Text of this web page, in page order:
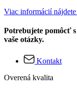
Viac informácií nájdete
Potrebujete pomôcť
vaše otázky.
Kontakt
Overená kvalita